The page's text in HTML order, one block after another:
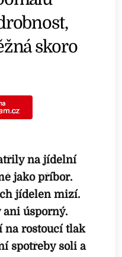
skoro
na jídelní
jako příbor.
jídelen mizí.
úsporný.
na rostoucí tlak
spotřeby soli a